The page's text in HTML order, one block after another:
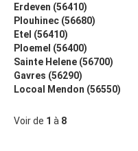
Erdeven (56410)
Plouhinec (56680)
Etel (56410)
Ploemel (56400)
Sainte Helene (56700)
Gavres (56290)
Locoal Mendon (56550)
Voir de 1 à 8